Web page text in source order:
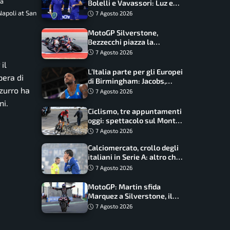
at San
il
di
ha
Bolelli e Vavassori: Luz e
Matos fermano gli azzurri
7 Agosto 2026
MotoGP Silverstone,
Bezzecchi piazza la
zampata: Aprilia domina,
7 Agosto 2026
L’Italia parte per gli Europei
di Birmingham: Jacobs,
Tamberi e Battocletti
record
7 Agosto 2026
Ciclismo, tre appuntamenti
oggi: spettacolo sul Mont
Ventoux, orari e come
7 Agosto 2026
Calciomercato, crollo degli
italiani in Serie A: altro che
svolta dopo il Mondiale
7 Agosto 2026
MotoGP: Martin sfida
Marquez a Silverstone, il
programma e gli orari
7 Agosto 2026